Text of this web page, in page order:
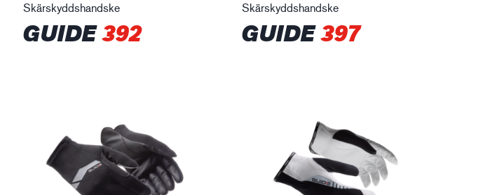
Skärskyddshandske
GUIDE392
Skärskyddshandske
GUIDE397